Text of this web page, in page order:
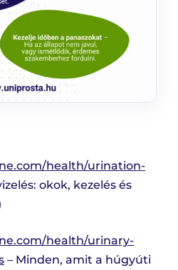
health/urination-
okok, kezelés és
health/urinary-
– Minden, amit a húgyúti